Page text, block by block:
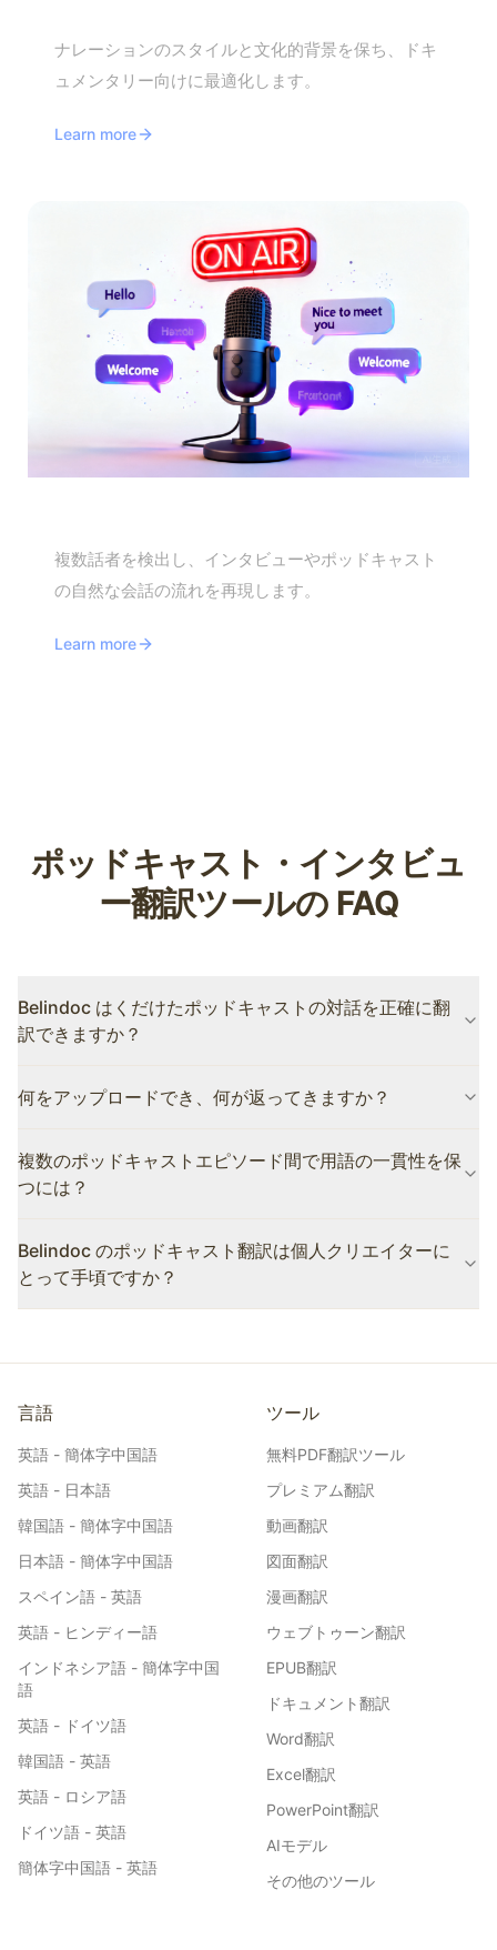
ナレーションのスタイルと文化的背景を保ち、ドキ
ュメンタリー向けに最適化します。
Learn more
複数話者を検出し、インタビューやポッドキャスト
の自然な会話の流れを再現します。
Learn more
ポッドキャスト・インタビュ
ー翻訳ツールの FAQ
Belindoc はくだけたポッドキャストの対話を正確に翻
訳できますか？
Gemini）を使用し、口語表現、イディオム、会話のパターンを理
何をアップロードでき、何が返ってきますか？
してください——Belindoc が文字起こしと翻訳を行うため、字幕
ファイルや文字起こしは不要です。動画に埋め込める翻訳済み字
した SRT を無料ツールで変換してください。
複数のポッドキャストエピソード間で用語の一貫性を保
つには？
——番組名、ゲスト名、ブランド用語、トピック固有の語彙——
を定義でき、翻訳するすべてのエピソードに AI が一貫して適用し
Belindoc のポッドキャスト翻訳は個人クリエイターに
とって手頃ですか？
があります。60分のエピソードの翻訳費用は人間の翻訳者を雇う
言語
英語 - 簡体字中国語
英語 - 日本語
韓国語 - 簡体字中国語
日本語 - 簡体字中国語
スペイン語 - 英語
英語 - ヒンディー語
インドネシア語 - 簡体字中国
語
英語 - ドイツ語
韓国語 - 英語
英語 - ロシア語
ドイツ語 - 英語
簡体字中国語 - 英語
ツール
無料PDF翻訳ツール
プレミアム翻訳
動画翻訳
図面翻訳
漫画翻訳
ウェブトゥーン翻訳
EPUB翻訳
ドキュメント翻訳
Word翻訳
Excel翻訳
PowerPoint翻訳
AIモデル
その他のツール